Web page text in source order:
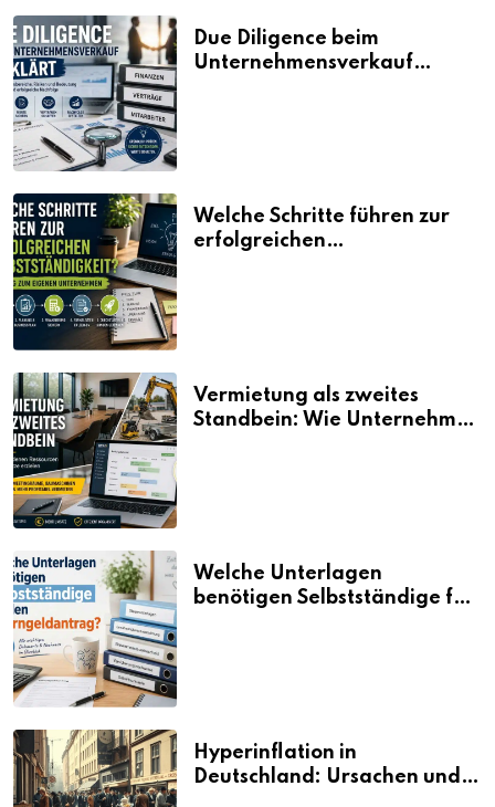
Due Diligence beim
Unternehmensverkauf
Welche Schritte führen zur
erfolgreichen
Vermietung als zweites
Standbein: Wie Unternehmen
Welche Unterlagen
benötigen Selbstständige für
Hyperinflation in
Deutschland: Ursachen und